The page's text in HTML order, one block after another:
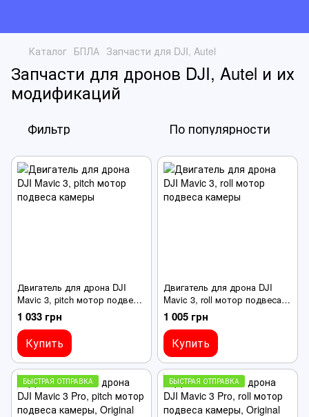
Каталог БПЛА Запчасти для DJI, Autel
Запчасти для дронов DJI, Autel и их
модификаций
Фильтр По популярности
Двигатель для дрона DJI
Mavic 3, pitch мотор подвеса
камеры
1 033 грн
Купить
Двигатель для дрона DJI
Mavic 3, roll мотор подвеса
камеры
1 005 грн
Купить
БЫСТРАЯ ОТПРАВКА БЫСТРАЯ ОТПРАВКА